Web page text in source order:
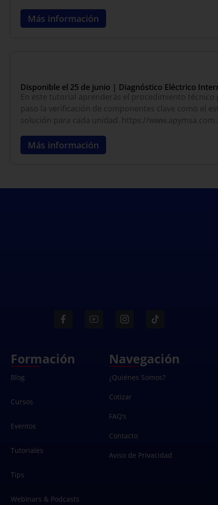
Más información
Disponible el 25 de junio | Diagnóstico Eléctrico
En este tutorial aprenderás el procedimiento
paso la verificación de componentes clave como el
solución para cada unidad. https://
Más información
Formación
Blog
Cursos
Eventos
Tutoriales
Tips
Webinars & Podcasts
Navegación
¿Quiénes Somos?
Cotizar
FAQ’s
Contacto
Aviso de Privacidad